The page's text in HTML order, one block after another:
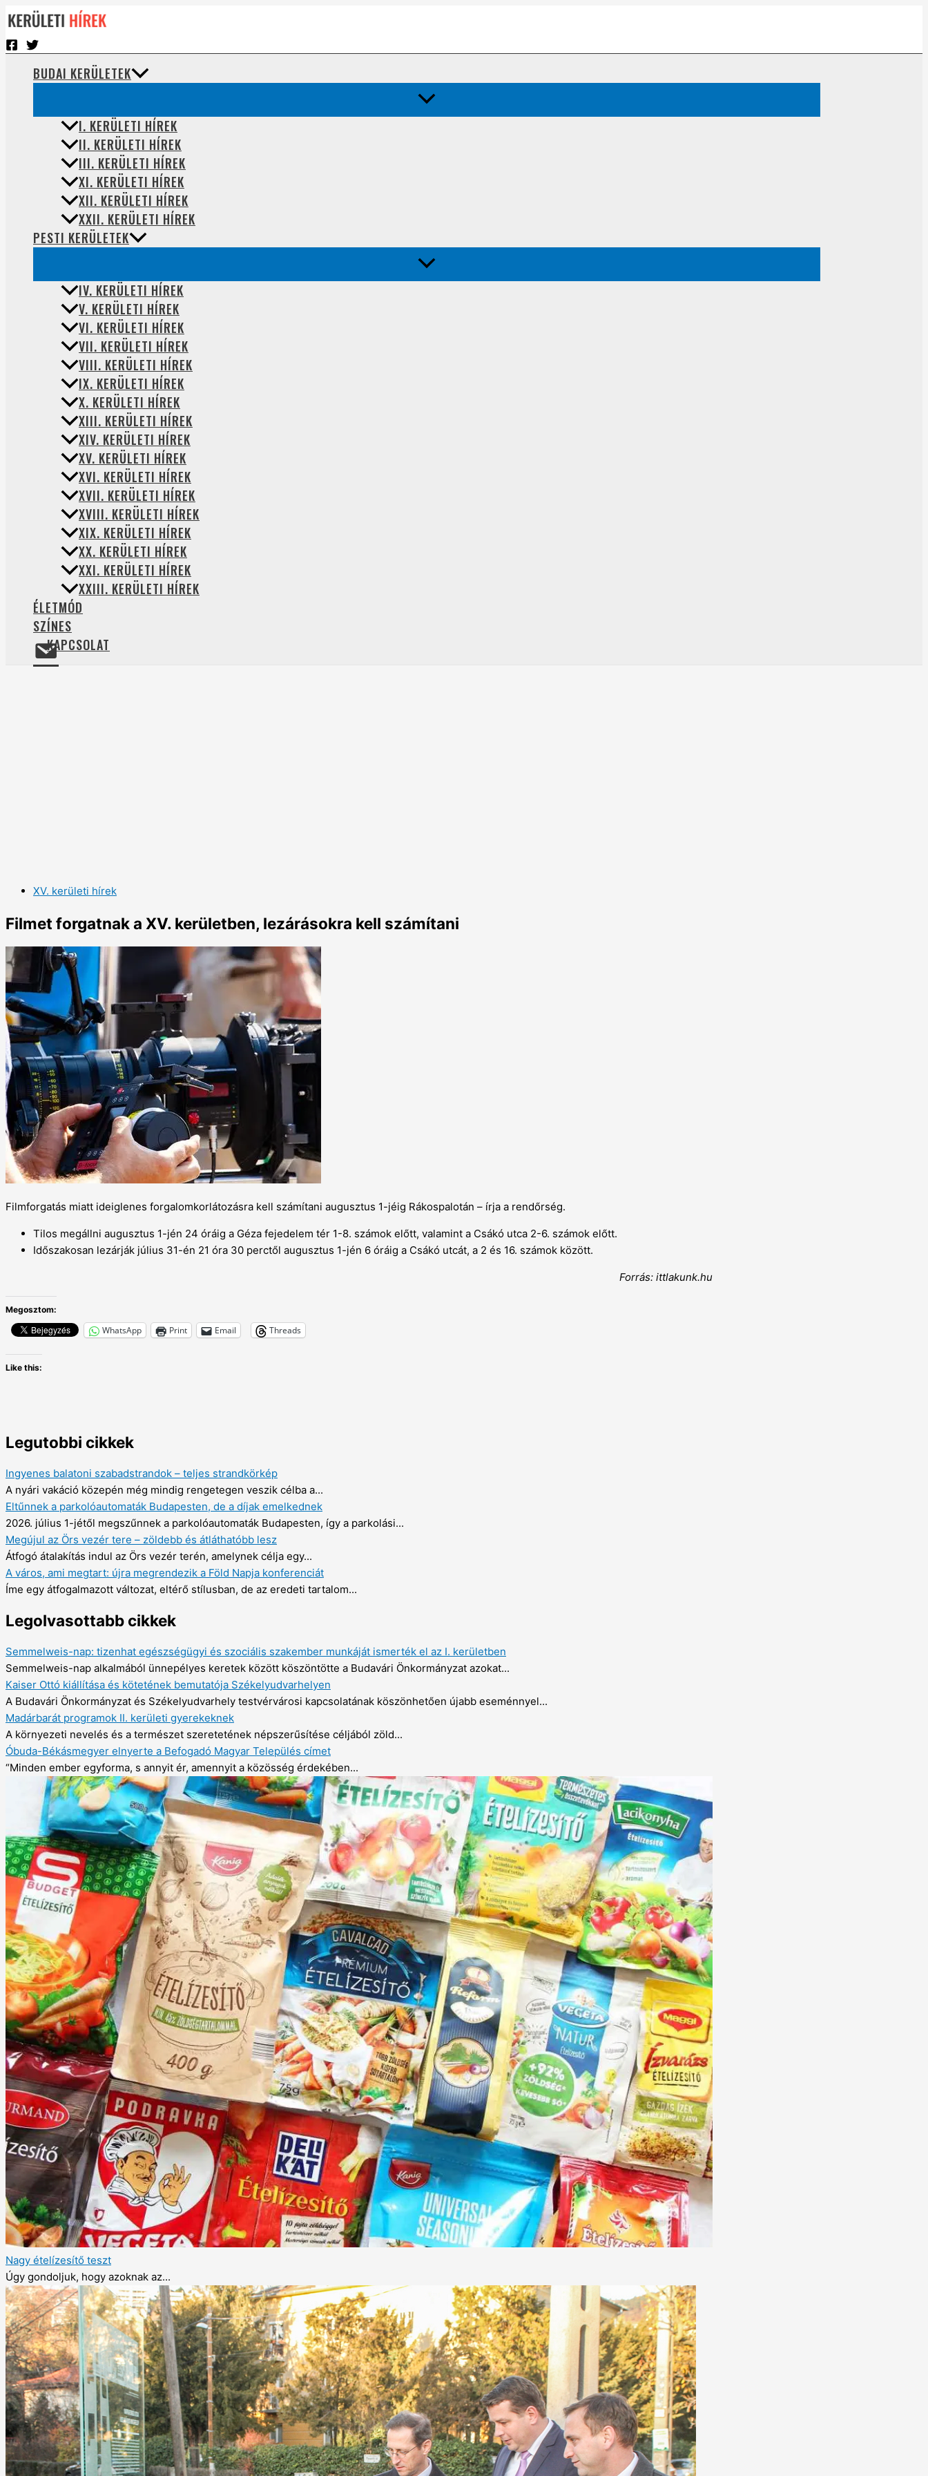
to
content
BUDAI KERÜLETEK
I. KERÜLETI HÍREK
II. KERÜLETI HÍREK
III. KERÜLETI HÍREK
XI. KERÜLETI HÍREK
XII. KERÜLETI HÍREK
XXII. KERÜLETI HÍREK
PESTI KERÜLETEK
IV. KERÜLETI HÍREK
V. KERÜLETI HÍREK
VI. KERÜLETI HÍREK
VII. KERÜLETI HÍREK
VIII. KERÜLETI HÍREK
IX. KERÜLETI HÍREK
X. KERÜLETI HÍREK
XIII. KERÜLETI HÍREK
XIV. KERÜLETI HÍREK
XV. KERÜLETI HÍREK
XVI. KERÜLETI HÍREK
XVII. KERÜLETI HÍREK
XVIII. KERÜLETI HÍREK
XIX. KERÜLETI HÍREK
XX. KERÜLETI HÍREK
XXI. KERÜLETI HÍREK
XXIII. KERÜLETI HÍREK
ÉLETMÓD
SZÍNES
KAPCSOLAT
XV. kerületi hírek
Filmet forgatnak a XV. kerületben, lezárásokra kell számítani
Filmforgatás miatt ideiglenes forgalomkorlátozásra kell számítani augusztus 1-jéig Rákospalotán – írja a rendőrség.
Tilos megállni augusztus 1-jén 24 óráig a Géza fejedelem tér 1-8. számok előtt, valamint a Csákó utca 2-6. számok előtt.
Időszakosan lezárják július 31-én 21 óra 30 perctől augusztus 1-jén 6 óráig a Csákó utcát, a 2 és 16. számok között.
Forrás: ittlakunk.hu
Megosztom:
WhatsApp Print Email Threads
Like this:
Legutobbi cikkek
Ingyenes balatoni szabadstrandok – teljes strandkörkép
A nyári vakáció közepén még mindig rengetegen veszik célba a...
Eltűnnek a parkolóautomaták Budapesten, de a díjak emelkednek
2026. július 1-jétől megszűnnek a parkolóautomaták Budapesten, így a parkolási...
Megújul az Örs vezér tere – zöldebb és átláthatóbb lesz
Átfogó átalakítás indul az Örs vezér terén, amelynek célja egy...
A város, ami megtart: újra megrendezik a Föld Napja konferenciát
Íme egy átfogalmazott változat, eltérő stílusban, de az eredeti tartalom...
Legolvasottabb cikkek
Semmelweis-nap: tizenhat egészségügyi és szociális szakember munkáját ismerték el az I. kerületben
Semmelweis-nap alkalmából ünnepélyes keretek között köszöntötte a Budavári Önkormányzat azokat...
Kaiser Ottó kiállítása és kötetének bemutatója Székelyudvarhelyen
A Budavári Önkormányzat és Székelyudvarhely testvérvárosi kapcsolatának köszönhetően újabb eseménnyel...
Madárbarát programok II. kerületi gyerekeknek
A környezeti nevelés és a természet szeretetének népszerűsítése céljából zöld...
Óbuda-Békásmegyer elnyerte a Befogadó Magyar Település címet
“Minden ember egyforma, s annyit ér, amennyit a közösség érdekében...
Nagy ételízesítő teszt
Úgy gondoljuk, hogy azoknak az...